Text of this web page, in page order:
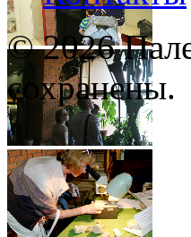
© 2026
сохранены.